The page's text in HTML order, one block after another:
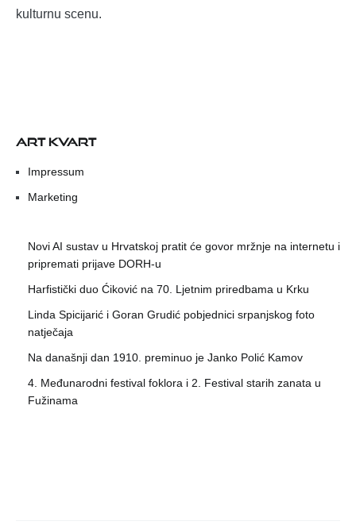
kulturnu scenu.
ART KVART
Impressum
Marketing
Novi AI sustav u Hrvatskoj pratit će govor mržnje na internetu i
pripremati prijave DORH-u
Harfistički duo Ćiković na 70. Ljetnim priredbama u Krku
Linda Spicijarić i Goran Grudić pobjednici srpanjskog foto
natječaja
Na današnji dan 1910. preminuo je Janko Polić Kamov
4. Međunarodni festival foklora i 2. Festival starih zanata u
Fužinama